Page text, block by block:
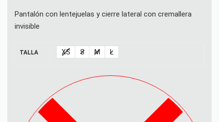
Pantalón con lentejuelas y cierre lateral con cremallera
invisible
TALLA XS S M L